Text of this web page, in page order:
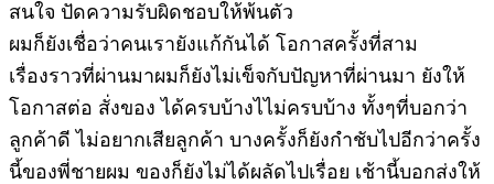
สนใจ ปัดความรับผิดชอบให้พ้นตัว
ผมก็ยังเชื่อว่าคนเรายังแก้กันได้ โอกาสครั้งที่สาม
เรื่องราวที่ผ่านมาผมก็ยังไม่เข็จกับปัญหาที่ผ่านมา ยังให้
โอกาสต่อ สั่งของ ได้ครบบ้างไไม่ครบบ้าง ทั้งๆที่บอกว่า
ลูกค้าดี ไม่อยากเสียลูกค้า บางครั้งก็ยังกำชับไปอีกว่าครั้ง
นี้ของพี่ชายผม ของก็ยังไม่ได้ผลัดไปเรื่อย เช้านี้บอกส่งให้